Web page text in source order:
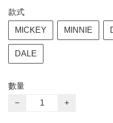
款式
MICKEY MINNIE
DALE
數量
−
+